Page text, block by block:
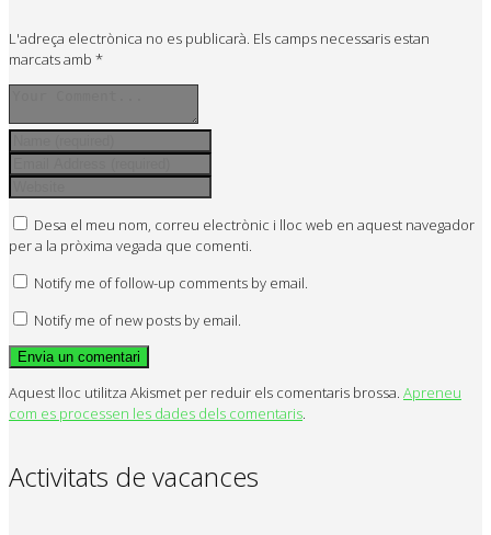
L'adreça electrònica no es publicarà. Els camps necessaris estan
marcats amb *
Desa el meu nom, correu electrònic i lloc web en aquest navegador
per a la pròxima vegada que comenti.
Notify me of follow-up comments by email.
Notify me of new posts by email.
Aquest lloc utilitza Akismet per reduir els comentaris brossa. Apreneu
com es processen les dades dels comentaris.
Activitats de vacances